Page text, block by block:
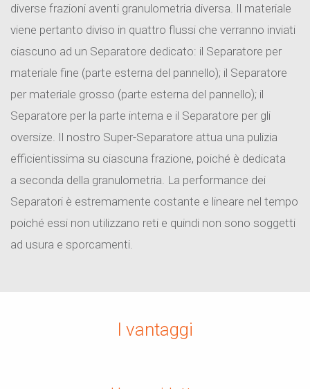
diverse frazioni aventi granulometria diversa. Il materiale
viene pertanto diviso in quattro flussi che verranno inviati
ciascuno ad un Separatore dedicato: il Separatore per
materiale fine (parte esterna del pannello); il Separatore
per materiale grosso (parte esterna del pannello); il
Separatore per la parte interna e il Separatore per gli
oversize. Il nostro Super-Separatore attua una pulizia
efficientissima su ciascuna frazione, poiché è dedicata
a seconda della granulometria. La performance dei
Separatori è estremamente costante e lineare nel tempo
poiché essi non utilizzano reti e quindi non sono soggetti
ad usura e sporcamenti.
I vantaggi